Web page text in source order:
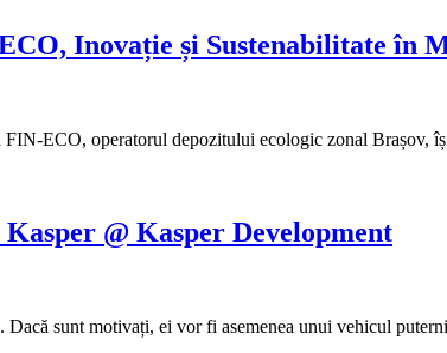
Inovație și Sustenabilitate în
FIN-ECO, operatorul depozitului ecologic zonal Brașov,
@ Kasper Development
Dacă sunt motivați, ei vor fi asemenea unui vehicul